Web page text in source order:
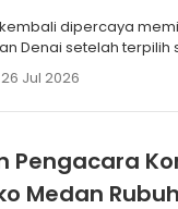
dipercaya
Denai setelah terpilih
26 Jul 2026
Pengacara
Medan